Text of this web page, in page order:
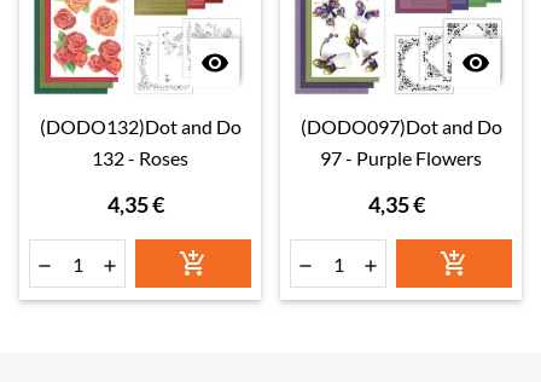

(DODO132)Dot and Do
132 - Roses
4,35 €
  

(DODO097)Dot and Do
97 - Purple Flowers
4,35 €
  